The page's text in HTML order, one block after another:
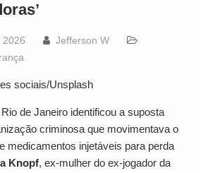
2026
Jefferson W
sociais/Unsplash
de Janeiro identificou a suposta
criminosa que movimentava o
medicamentos injetáveis para perda
Knopf, ex-mulher do ex-jogador da